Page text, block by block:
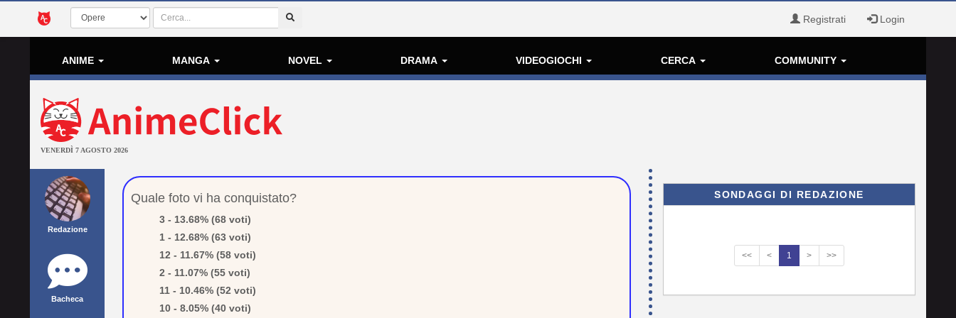
Registrati Login
ANIME MANGA NOVEL DRAMA VIDEOGIOCHI CERCA COMMUNITY
VENERDÌ 7 AGOSTO 2026
Redazione
Bacheca
Quale foto vi ha conquistato?
3 - 13.68% (68 voti)
1 - 12.68% (63 voti)
12 - 11.67% (58 voti)
2 - 11.07% (55 voti)
11 - 10.46% (52 voti)
10 - 8.05% (40 voti)
SONDAGGI DI REDAZIONE
<< < 1 > >>